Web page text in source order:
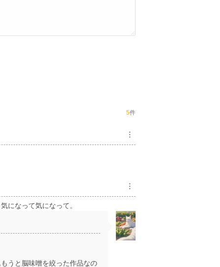
5件
︙
︙
になって気になって。
うと脳味噌を絞った作品なの